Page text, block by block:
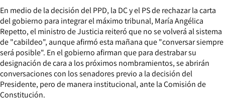
En medio de la decisión del PPD, la DC y el PS de rechazar la carta
del gobierno para integrar el máximo tribunal, María Angélica
Repetto, el ministro de Justicia reiteró que no se volverá al sistema
de "cabildeo", aunque afirmó esta mañana que "conversar siempre
será posible". En el gobierno afirman que para destrabar su
designación de cara a los próximos nombramientos, se abrirán
conversaciones con los senadores previo a la decisión del
Presidente, pero de manera institucional, ante la Comisión de
Constitución.